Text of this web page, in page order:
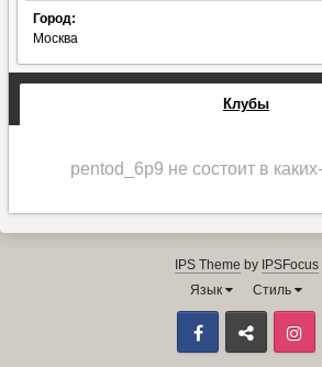
Город:
Москва
Клубы
pentod_6p9 не состоит в
IPS Theme by IPSFocus
Язык
Стиль
Facebook